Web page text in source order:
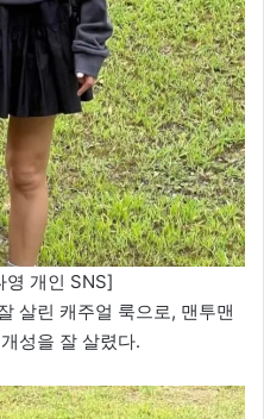
영 개인 SNS]
살린 캐주얼 룩으로, 맨투맨
성을 잘 살렸다.